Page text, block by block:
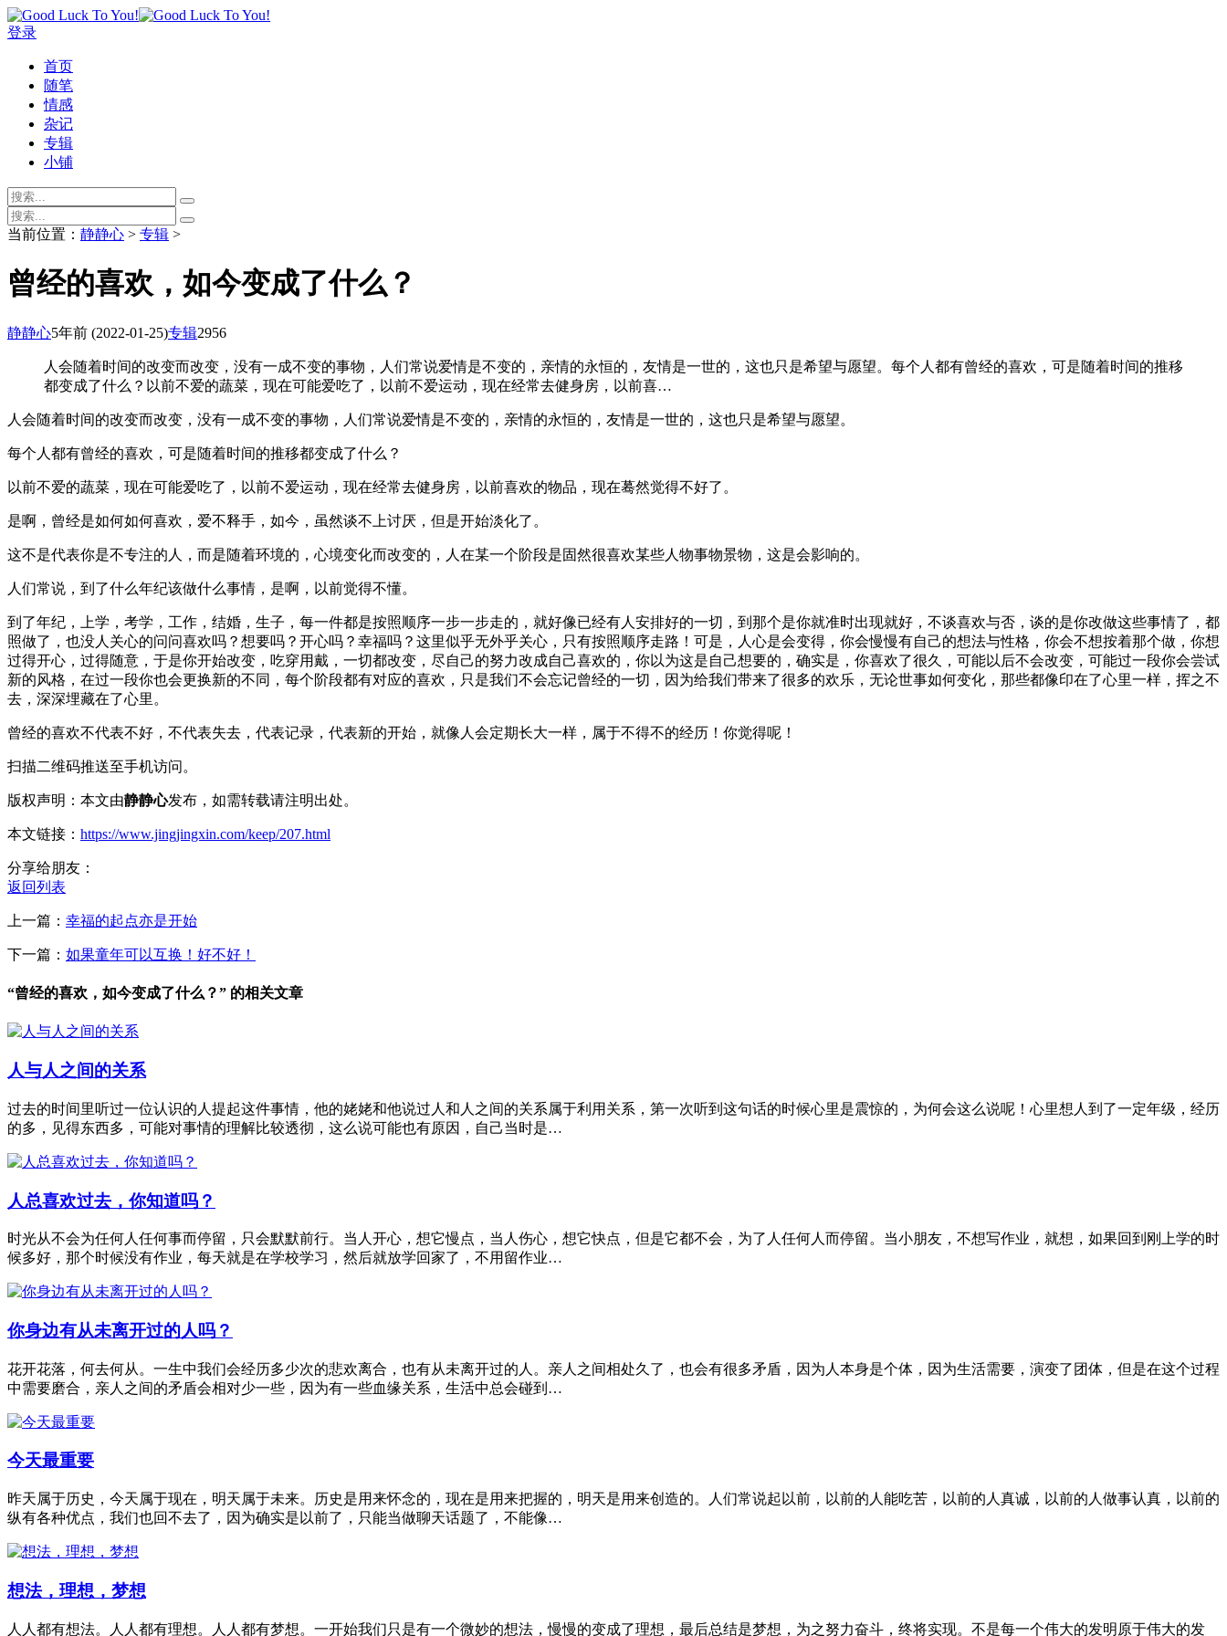
登录
首页
随笔
情感
杂记
专辑
小铺
当前位置： 静静心 > 专辑 >
曾经的喜欢，如今变成了什么？
静静心5年前 (2022-01-25)专辑2956
人会随着时间的改变而改变，没有一成不变的事物，人们常说爱情是不变的，亲情的永恒的，友情是一世的，这也只是希望与愿望。每个人都有曾经的喜欢，可是随着时间的推移
都变成了什么？以前不爱的蔬菜，现在可能爱吃了，以前不爱运动，现在经常去健身房，以前喜…
人会随着时间的改变而改变，没有一成不变的事物，人们常说爱情是不变的，亲情的永恒的，友情是一世的，这也只是希望与愿望。
每个人都有曾经的喜欢，可是随着时间的推移都变成了什么？
以前不爱的蔬菜，现在可能爱吃了，以前不爱运动，现在经常去健身房，以前喜欢的物品，现在蓦然觉得不好了。
是啊，曾经是如何如何喜欢，爱不释手，如今，虽然谈不上讨厌，但是开始淡化了。
这不是代表你是不专注的人，而是随着环境的，心境变化而改变的，人在某一个阶段是固然很喜欢某些人物事物景物，这是会影响的。
人们常说，到了什么年纪该做什么事情，是啊，以前觉得不懂。
到了年纪，上学，考学，工作，结婚，生子，每一件都是按照顺序一步一步走的，就好像已经有人安排好的一切，到那个是你就准时出现就好，不谈喜欢与否，谈的是你改做这些事情了，都
照做了，也没人关心的问问喜欢吗？想要吗？开心吗？幸福吗？这里似乎无外乎关心，只有按照顺序走路！可是，人心是会变得，你会慢慢有自己的想法与性格，你会不想按着那个做，你想
过得开心，过得随意，于是你开始改变，吃穿用戴，一切都改变，尽自己的努力改成自己喜欢的，你以为这是自己想要的，确实是，你喜欢了很久，可能以后不会改变，可能过一段你会尝试
新的风格，在过一段你也会更换新的不同，每个阶段都有对应的喜欢，只是我们不会忘记曾经的一切，因为给我们带来了很多的欢乐，无论世事如何变化，那些都像印在了心里一样，挥之不
去，深深埋藏在了心里。
曾经的喜欢不代表不好，不代表失去，代表记录，代表新的开始，就像人会定期长大一样，属于不得不的经历！你觉得呢！
扫描二维码推送至手机访问。
版权声明：本文由静静心发布，如需转载请注明出处。
本文链接： https://www.jingjingxin.com/keep/207.html
分享给朋友：
返回列表
上一篇： 幸福的起点亦是开始
下一篇： 如果童年可以互换！好不好！
“曾经的喜欢，如今变成了什么？” 的相关文章
人与人之间的关系
过去的时间里听过一位认识的人提起这件事情，他的姥姥和他说过人和人之间的关系属于利用关系，第一次听到这句话的时候心里是震惊的，为何会这么说呢！心里想人到了一定年级，经历
的多，见得东西多，可能对事情的理解比较透彻，这么说可能也有原因，自己当时是…
人总喜欢过去，你知道吗？
时光从不会为任何人任何事而停留，只会默默前行。当人开心，想它慢点，当人伤心，想它快点，但是它都不会，为了人任何人而停留。当小朋友，不想写作业，就想，如果回到刚上学的时
候多好，那个时候没有作业，每天就是在学校学习，然后就放学回家了，不用留作业…
你身边有从未离开过的人吗？
花开花落，何去何从。一生中我们会经历多少次的悲欢离合，也有从未离开过的人。亲人之间相处久了，也会有很多矛盾，因为人本身是个体，因为生活需要，演变了团体，但是在这个过程
中需要磨合，亲人之间的矛盾会相对少一些，因为有一些血缘关系，生活中总会碰到…
今天最重要
昨天属于历史，今天属于现在，明天属于未来。历史是用来怀念的，现在是用来把握的，明天是用来创造的。人们常说起以前，以前的人能吃苦，以前的人真诚，以前的人做事认真，以前的
纵有各种优点，我们也回不去了，因为确实是以前了，只能当做聊天话题了，不能像…
想法，理想，梦想
人人都有想法。人人都有理想。人人都有梦想。一开始我们只是有一个微妙的想法，慢慢的变成了理想，最后总结是梦想，为之努力奋斗，终将实现。不是每一个伟大的发明原于伟大的发